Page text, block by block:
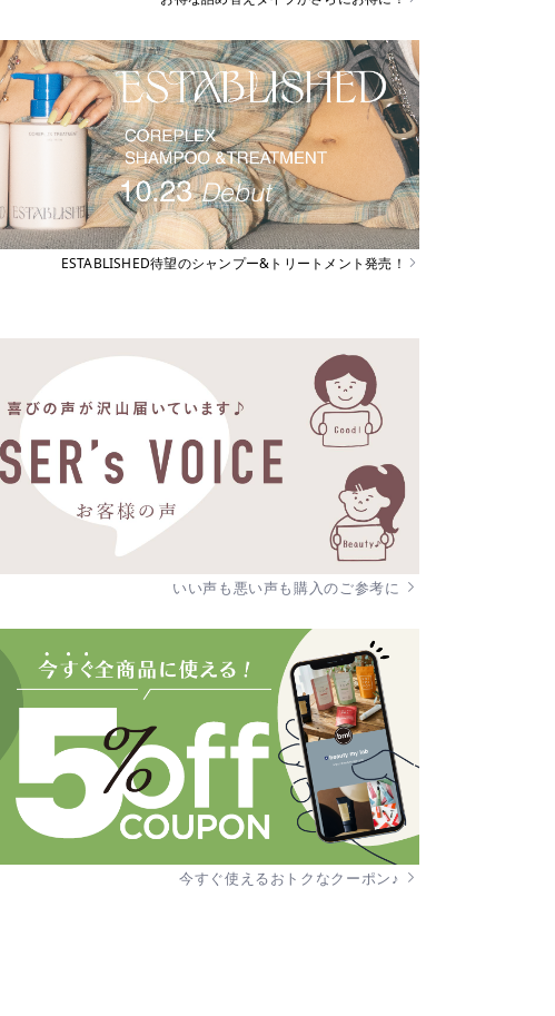
ESTABLISHED待望のシャンプー&トリートメント発売！
いい声も悪い声も購入のご参考に
今すぐ使えるおトクなクーポン♪